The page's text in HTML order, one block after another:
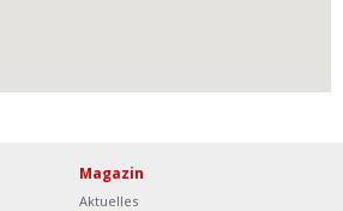
Magazin
Aktuelles